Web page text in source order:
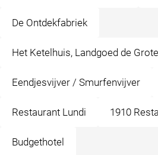
De Ontdekfabriek
Het Ketelhuis, Landgoed de
Eendjesvijver / Smurfenvijver
Restaurant Lundi 1910
Budgethotel